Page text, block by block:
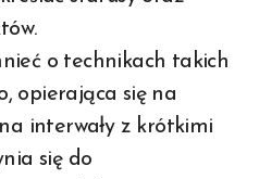
o technikach takich
opierająca się na
interwały z krótkimi
się do